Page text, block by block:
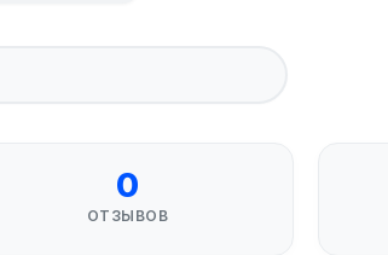
0
ОТЗЫВОВ